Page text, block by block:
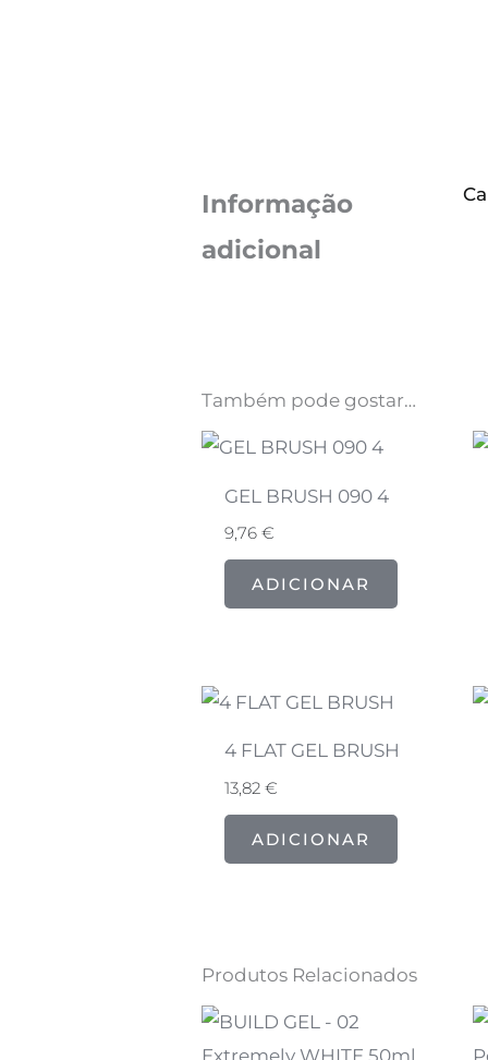
Informação
adicional
Também pode gostar…
GEL BRUSH 090 4
9,76 €
ADICIONAR
4 FLAT GEL BRUSH
13,82 €
ADICIONAR
Produtos Relacionados